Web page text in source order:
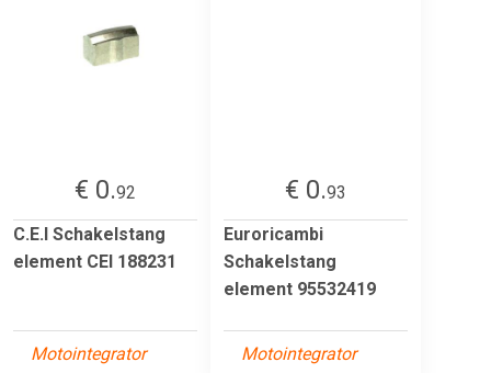
€ 0.92
C.E.I Schakelstang
element CEI 188231
Motointegrator
€ 0.93
Euroricambi
Schakelstang
element 95532419
Motointegrator